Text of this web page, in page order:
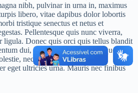
nibh, pulvinar in urna in, maximus
libero, vitae dapibus dolor lobortis
tristique senectus et netus et
Pellentesque quis nunc viverra,
ligula. Donec quis orci quis tellus blandit
dui, vel tincidunt nisi. Quisque
nec suscipit lorem facilisis.
eget ultricies urna. Mauris nec finibus